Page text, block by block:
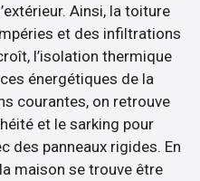
Ainsi, la toiture
et des infiltrations
l’isolation thermique
énergétiques de la
courantes, on retrouve
et le sarking pour
des panneaux rigides. En
maison se trouve être